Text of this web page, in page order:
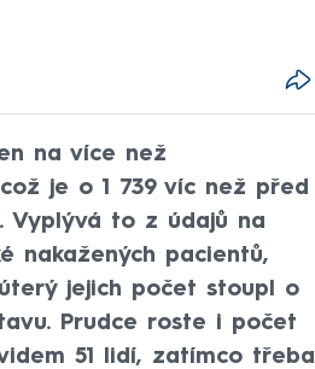
na více než
je o 1 739 víc než před
Vyplývá to z údajů na
nakažených pacientů,
jejich počet stoupl o
Prudce roste i počet
51 lidí, zatímco třeba